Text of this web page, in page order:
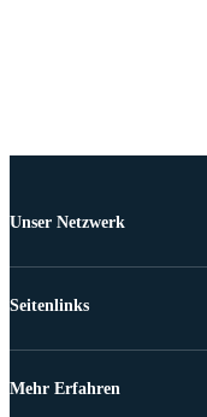
Unser Netzwerk
Seitenlinks
Mehr Erfahren